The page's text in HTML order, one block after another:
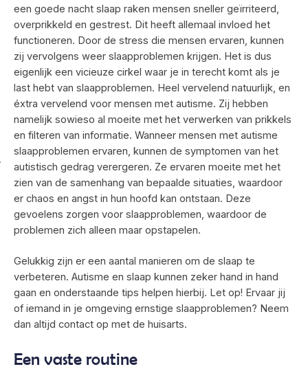
een goede nacht slaap raken mensen sneller geïrriteerd,
overprikkeld en gestrest. Dit heeft allemaal invloed het
functioneren. Door de stress die mensen ervaren, kunnen
zij vervolgens weer slaapproblemen krijgen. Het is dus
eigenlijk een vicieuze cirkel waar je in terecht komt als je
last hebt van slaapproblemen. Heel vervelend natuurlijk, en
éxtra vervelend voor mensen met autisme. Zij hebben
namelijk sowieso al moeite met het verwerken van prikkels
en filteren van informatie. Wanneer mensen met autisme
slaapproblemen ervaren, kunnen de symptomen van het
autistisch gedrag verergeren. Ze ervaren moeite met het
zien van de samenhang van bepaalde situaties, waardoor
er chaos en angst in hun hoofd kan ontstaan. Deze
gevoelens zorgen voor slaapproblemen, waardoor de
problemen zich alleen maar opstapelen.
Gelukkig zijn er een aantal manieren om de slaap te
verbeteren. Autisme en slaap kunnen zeker hand in hand
gaan en onderstaande tips helpen hierbij. Let op! Ervaar jij
of iemand in je omgeving ernstige slaapproblemen? Neem
dan altijd contact op met de huisarts.
Een vaste routine